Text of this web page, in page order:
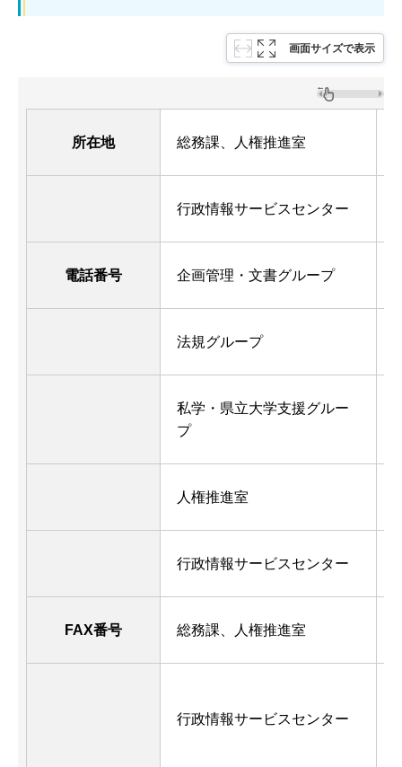
画面サイズで表示
所在地 総務課、人権推進室
行政情報サービスセンター
電話番号 企画管理・文書グループ
法規グループ
私学・県立大学支援グルー
プ
人権推進室
行政情報サービスセンター
FAX番号 総務課、人権推進室
行政情報サービスセンター